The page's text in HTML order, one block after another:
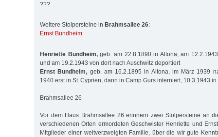
???
Weitere Stolpersteine in Brahmsallee 26:
Ernst Bundheim
Henriette Bundheim,geb. am 22.8.1890 in Altona, am
und am 19.2.1943 von dort nach Auschwitz deportiert
Ernst Bundheim, geb. am 16.2.1895 in Altona, im März 1939
1940 erst in St. Cyprien, dann in Camp Gurs interniert, 10.3.1943
Brahmsallee 26
Vor dem Haus Brahmsallee 26 erinnern zwei Stolpersteine an
verschiedenen Orten ermordeten Geschwister Henriette und
Mitglieder einer weitverzweigten Familie, über die wir gute